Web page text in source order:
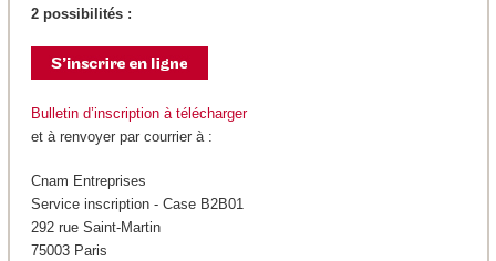
2 possibilités :
Bulletin d’inscription à télécharger
et à renvoyer par courrier à :
Cnam Entreprises
Service inscription - Case B2B01
292 rue Saint-Martin
75003 Paris